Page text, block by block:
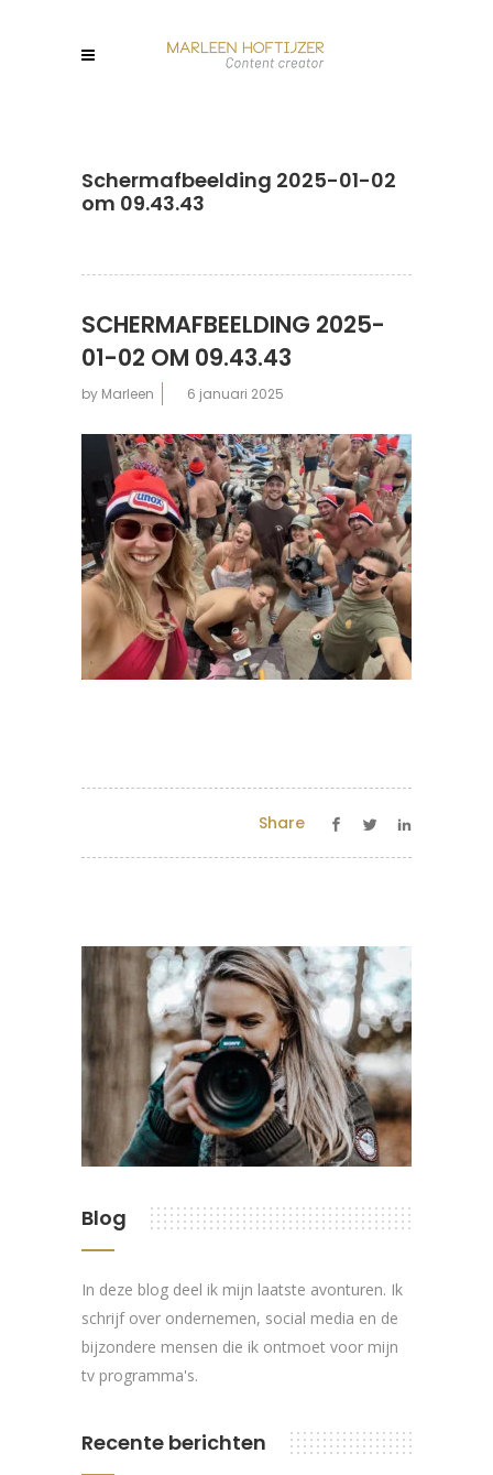
Scherm­afbeelding 2025-01-02
om 09.43.43
SCHERM­AFBEELDING 2025-
01-02 OM 09.43.43
by Marleen 6 januari 2025
Share
Blog
In deze blog deel ik mijn laatste avonturen. Ik
schrijf over ondernemen, social media en de
bijzondere mensen die ik ontmoet voor mijn
tv programma's.
Recente berichten